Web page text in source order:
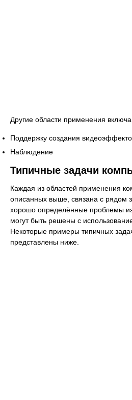
Другие области применения
Поддержку создания
Наблюдение
Типичные задачи
Каждая из областей применения
описанных выше, связана с рядом
хорошо определённые проблемы
могут быть решены с
Некоторые примеры типичных
представлены ниже.